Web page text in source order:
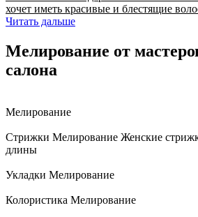
хочет иметь красивые и блестящие
Читать дальше
Мелирование от
салона
Мелирование
Стрижки Мелирование Женские
длины
Укладки Мелирование
Колористика Мелирование